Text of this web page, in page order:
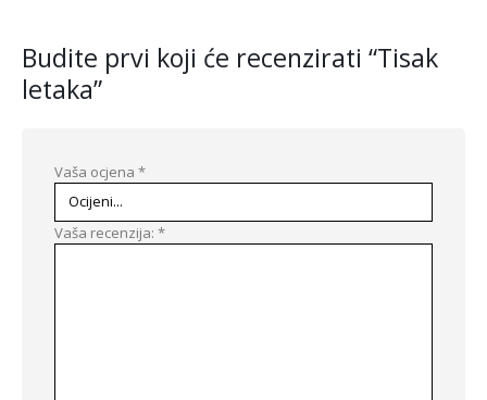
Budite prvi koji će recenzirati “Tisak
letaka”
Vaša ocjena *
Vaša recenzija: *